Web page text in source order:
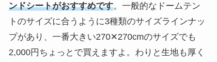
ンドシートがおすすめです。一般的なドームテン
トのサイズに合うように3種類のサイズラインナッ
プがあり、一番大きい270✕270cmのサイズでも
2,000円ちょっとで買えますよ。わりと生地も厚く